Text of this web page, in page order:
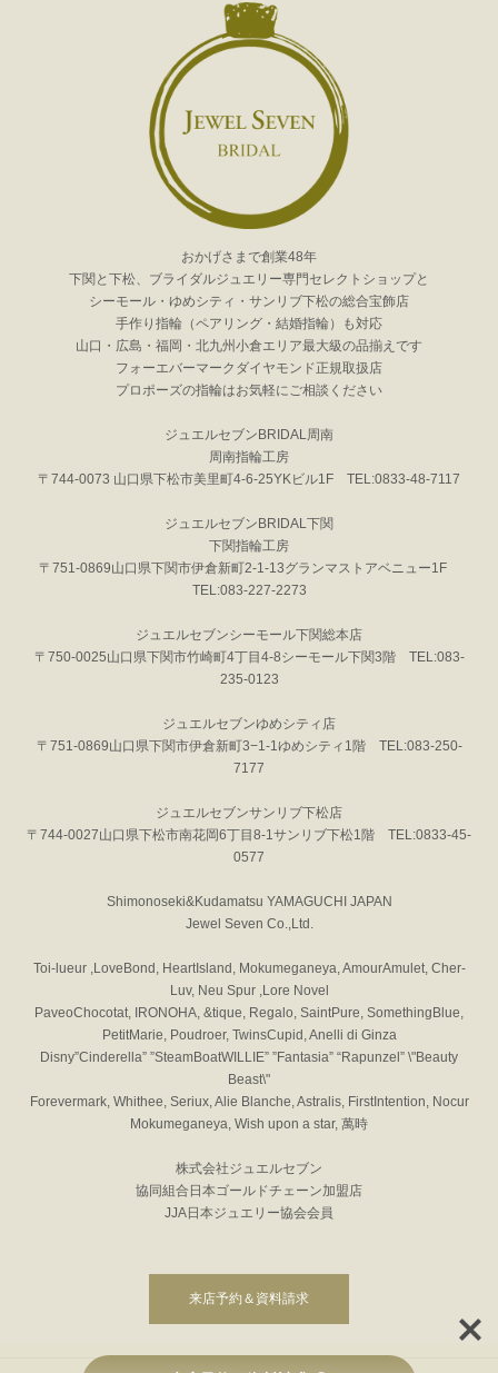
おかげさまで創業48年
下関と下松、ブライダルジュエリー専門セレクトショップと
シーモール・ゆめシティ・サンリブ下松の総合宝飾店
手作り指輪（ペアリング・結婚指輪）も対応
山口・広島・福岡・北九州小倉エリア最大級の品揃えです
フォーエバーマークダイヤモンド正規取扱店
プロポーズの指輪はお気軽にご相談ください
ジュエルセブンBRIDAL周南
周南指輪工房
〒744-0073 山口県下松市美里町4-6-25YKビル1F TEL:0833-48-7117
ジュエルセブンBRIDAL下関
下関指輪工房
〒751-0869山口県下関市伊倉新町2-1-13グランマストアベニュー1F
TEL:083-227-2273
ジュエルセブンシーモール下関総本店
〒750-0025山口県下関市竹崎町4丁目4-8シーモール下関3階 TEL:083-
235-0123
ジュエルセブンゆめシティ店
〒751-0869山口県下関市伊倉新町3−1-1ゆめシティ1階 TEL:083-250-
7177
ジュエルセブンサンリブ下松店
〒744-0027山口県下松市南花岡6丁目8-1サンリブ下松1階 TEL:0833-45-
0577
Shimonoseki&Kudamatsu YAMAGUCHI JAPAN
Jewel Seven Co.,Ltd.
Toi-lueur ,LoveBond, HeartIsland, Mokumeganeya, AmourAmulet, Cher-
Luv, Neu Spur ,Lore Novel
PaveoChocotat, IRONOHA, &tique, Regalo, SaintPure, SomethingBlue,
PetitMarie, Poudroer, TwinsCupid, Anelli di Ginza
Disny”Cinderella” ”SteamBoatWILLIE” ”Fantasia” “Rapunzel” \"Beauty
Beast\"
Forevermark, Whithee, Seriux, Alie Blanche, Astralis, FirstIntention, Nocur
Mokumeganeya, Wish upon a star, 萬時
株式会社ジュエルセブン
協同組合日本ゴールドチェーン加盟店
JJA日本ジュエリー協会会員
来店予約＆資料請求